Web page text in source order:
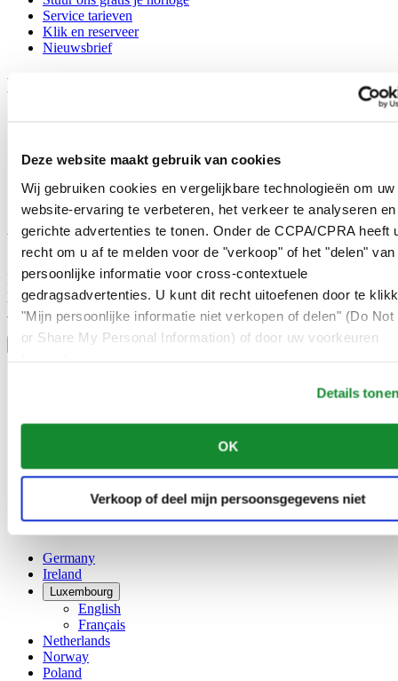
Deze website maakt gebruik van cookies
Wij gebruiken cookies en vergelijkbare technologieën om uw
website-ervaring te verbeteren, het verkeer te analyseren en
gerichte advertenties te tonen. Onder de CCPA/CPRA heeft
recht om u af te melden voor de "verkoop" of het "delen" van
persoonlijke informatie voor cross-contextuele
gedragsadvertenties. U kunt dit recht uitoefenen door te
"Mijn persoonlijke informatie niet verkopen of delen" (Do Not
or Share My Personal Information) of door uw voorkeuren
Details
OK
Verkoop of deel mijn persoonsgegevens niet
Service tarieven
Klik en reserveer
Nieuwsbrief
Legal
Cookie meldingen
Verkoopvoorwaarden
Herroeping van de overeenkomst
Word lid van de CERTINA club
Meld je aan en ontvang exclusieve aanbiedingen en
productrecensies
Schrijf je in!
Selecteer een land/regio
Taalkeuze
Français
简体中文
Denmark
Germany
Ireland
Luxembourg
English
Français
Netherlands
Norway
Poland